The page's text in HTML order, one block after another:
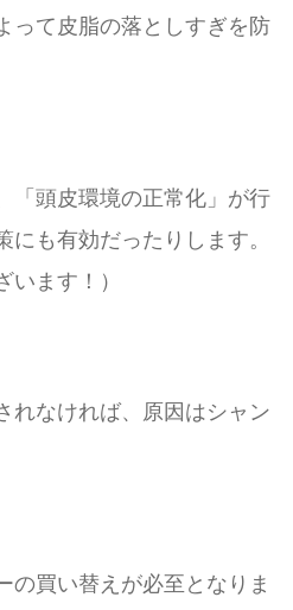
って皮脂の落としすぎを防
「頭皮環境の正常化」が行
も有効だったりします。
います！）
れなければ、原因はシャン
の買い替えが必至となりま